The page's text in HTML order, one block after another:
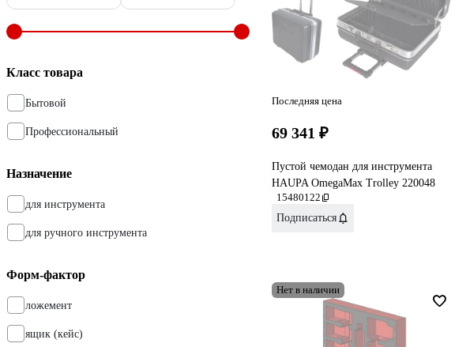
Класс товара
Бытовой
Профессиональный
Назначение
для инструмента
для ручного инструмента
Форм-фактор
ложемент
ящик (кейс)
Последняя цена
69 341 ₽
Пустой чемодан для инструмента
HAUPA OmegaMax Trolley 220048
15480122
Подписаться
Нет в наличии